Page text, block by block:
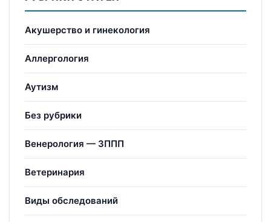
Акушерство и гинекология
Аллергология
Аутизм
Без рубрики
Венерология — ЗППП
Ветеринария
Виды обследований